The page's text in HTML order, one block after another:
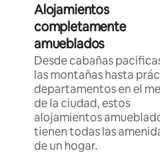
Alojamientos
completamente
amueblados
Desde cabañas
las montañas hasta
departamentos en el
de la ciudad, estos
alojamientos
tienen todas las
de un hogar.